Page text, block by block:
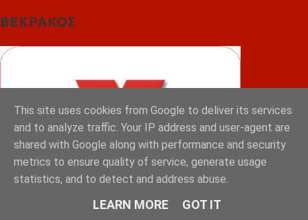
ΒΕΚΡΑΚΟΣ
This site uses cookies from Google to deliver its services
and to analyze traffic. Your IP address and user-agent are
shared with Google along with performance and security
metrics to ensure quality of service, generate usage
statistics, and to detect and address abuse.
LEARN MORE GOT IT